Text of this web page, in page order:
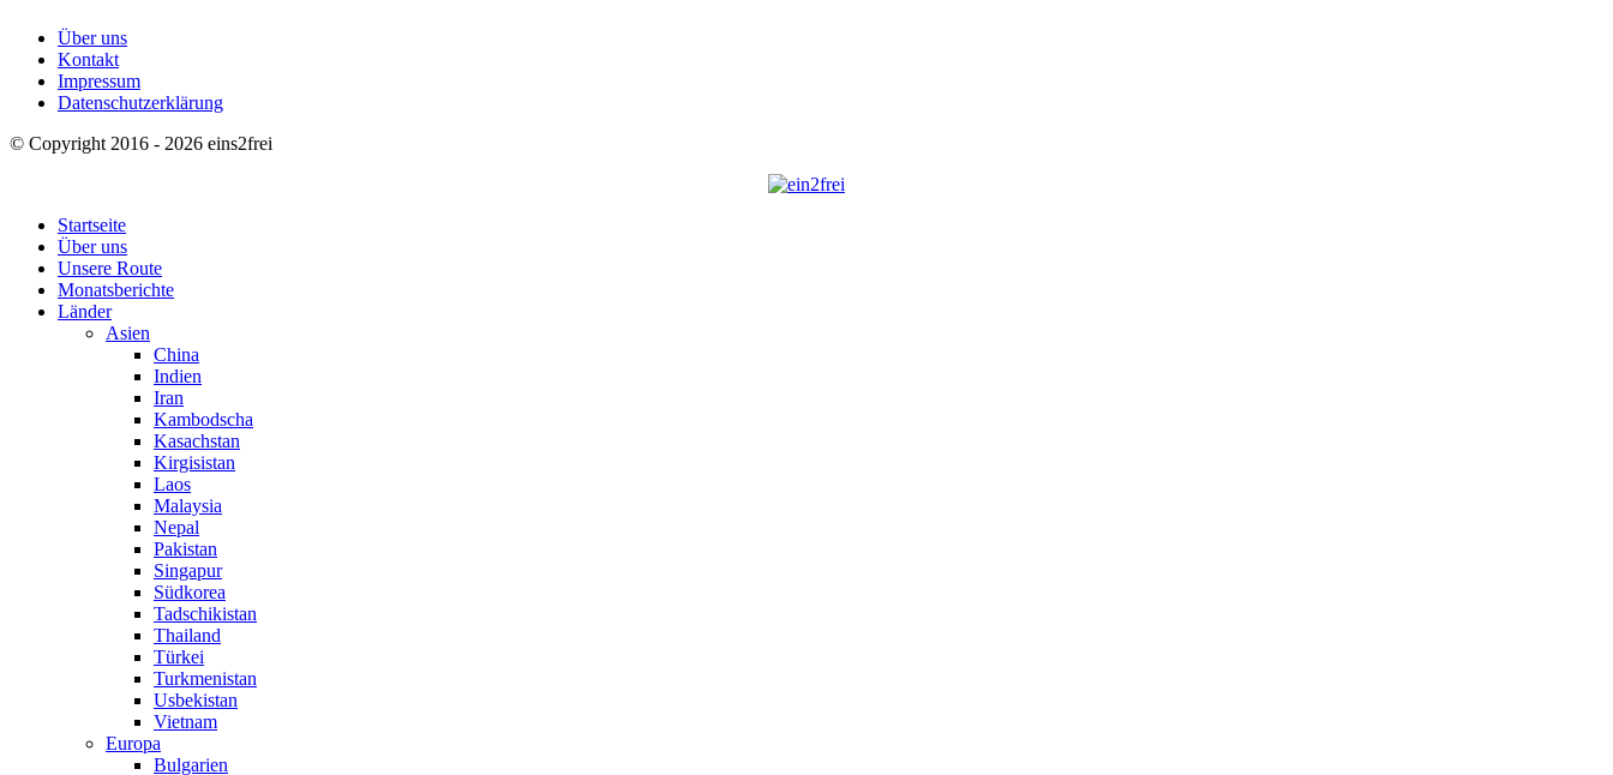
Über uns
Kontakt
Impressum
Datenschutzerklärung
© Copyright 2016 - 2026 eins2frei
Startseite
Über uns
Unsere Route
Monatsberichte
Länder
Asien
China
Indien
Iran
Kambodscha
Kasachstan
Kirgisistan
Laos
Malaysia
Nepal
Pakistan
Singapur
Südkorea
Tadschikistan
Thailand
Türkei
Turkmenistan
Usbekistan
Vietnam
Europa
Bulgarien